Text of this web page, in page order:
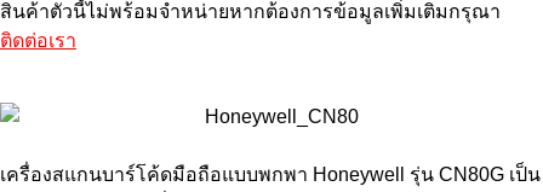
สินค้าตัวนี้ไม่พร้อมจำหน่ายหากต้องการข้อมูลเพิ่มเติมกรุณา
ติดต่อเรา
เครื่องสแกนบาร์โค้ดมือถือแบบพกพา Honeywell รุ่น CN80G เป็น